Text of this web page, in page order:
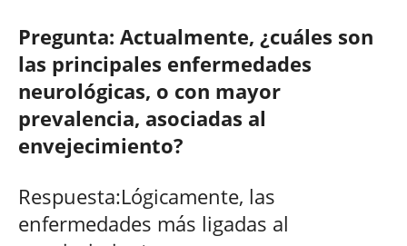
Pregunta: Actualmente, ¿cuáles son
las principales enfermedades
neurológicas, o con mayor
prevalencia, asociadas al
envejecimiento?
Respuesta:Lógicamente, las
enfermedades más ligadas al